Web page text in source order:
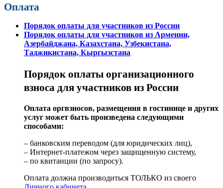
Оплата
Порядок оплаты для участников из России
Порядок оплаты для участников из Армении,
Азербайджана, Казахстана, Узбекистана,
Таджикистана, Кыргызстана
Порядок оплаты организационного
взноса для участников из России
Оплата оргвзносов, размещения в гостинице и других
услуг может быть произведена следующими
способами:
– банковским переводом (для юридических лиц),
– Интернет-платежом через защищенную систему,
– по квитанции (по запросу).
Оплата должна производиться ТОЛЬКО из своего